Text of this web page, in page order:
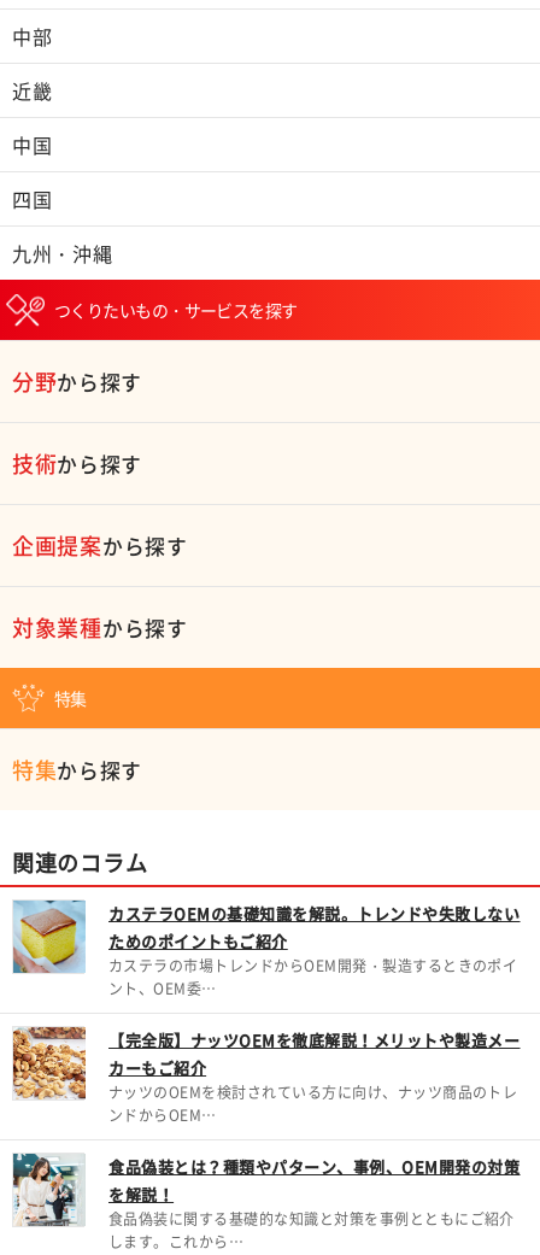
中部
近畿
中国
四国
九州・沖縄
つくりたいもの・サービスを探す
分野から探す
技術から探す
企画提案から探す
対象業種から探す
特集
特集から探す
関連のコラム
カステラOEMの基礎知識を解説。トレンドや失敗しない
ためのポイントもご紹介
カステラの市場トレンドからOEM開発・製造するときのポイ
ント、OEM委…
【完全版】ナッツOEMを徹底解説！メリットや製造メー
カーもご紹介
ナッツのOEMを検討されている方に向け、ナッツ商品のトレ
ンドからOEM…
食品偽装とは？種類やパターン、事例、OEM開発の対策
を解説！
食品偽装に関する基礎的な知識と対策を事例とともにご紹介
します。これから…